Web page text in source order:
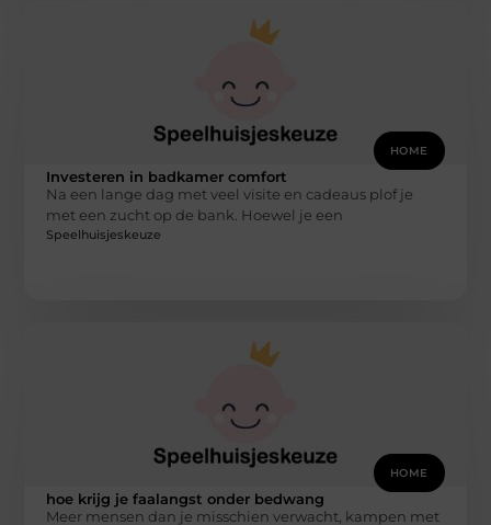
HOME
Investeren in badkamer comfort
Na een lange dag met veel visite en cadeaus plof je
met een zucht op de bank. Hoewel je een
Speelhuisjeskeuze
HOME
hoe krijg je faalangst onder bedwang
Meer mensen dan je misschien verwacht, kampen met